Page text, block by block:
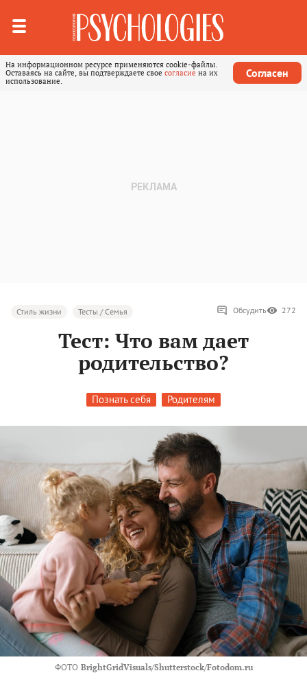
На информационном ресурсе применяются cookie-файлы.
Оставаясь на сайте, вы подтверждаете свое согласие на их
использование.
Согласен
Стиль жизни Тесты / Семья Обсудить 272
Тест: Что вам дает
родительство?
Познать себя Родителям
ФОТО BrightGridVisuals/Shutterstock/Fotodom.ru